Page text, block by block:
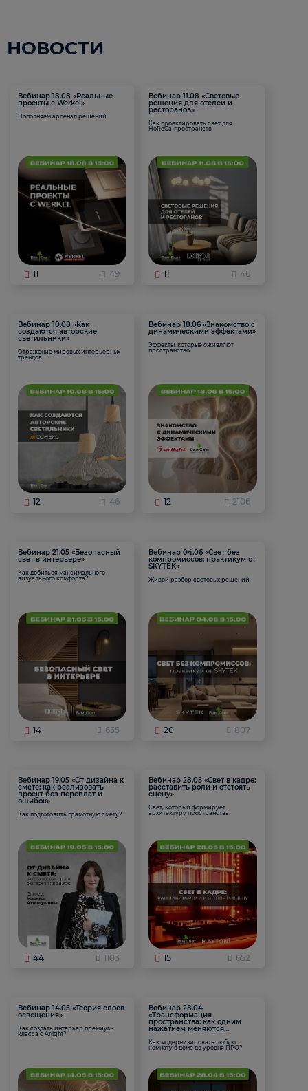
НОВОСТИ
Вебинар 18.08 «Реальные
проекты с Werkel»
Пополняем арсенал решений
11 49
Вебинар 11.08 «Световые
решения для отелей и
ресторанов»
Как проектировать свет для
HoReCa-пространств
11 46
Вебинар 10.08 «Как
создаются авторские
светильники»
Отражение мировых интерьерных
трендов
12 46
Вебинар 18.06 «Знакомство с
динамическими эффектами»
Эффекты, которые оживляют
пространство
12 2106
Вебинар 21.05 «Безопасный
свет в интерьере»
Как добиться максимального
визуального комфорта?
14 655
Вебинар 04.06 «Свет без
компромиссов: практикум от
SKYTEK»
Живой разбор световых решений
20 807
Вебинар 19.05 «От дизайна к
смете: как реализовать
проект без переплат и
ошибок»
Как подготовить грамотную смету?
44 1103
Вебинар 28.05 «Свет в кадре:
расставить роли и отстоять
сцену»
Свет, который формирует
архитектуру пространства.
15 652
Вебинар 14.05 «Теория слоев
освещения»
Как создать интерьер премиум-
класса с Arlight?
Вебинар 28.04
«Трансформация
пространства: как одним
нажатием меняются
Как модернизировать любую
комнату в доме до уровня ПРО?